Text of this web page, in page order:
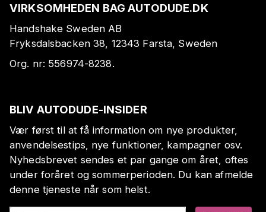
VIRKSOMHEDEN BAG AUTODUDE.DK
Handshake Sweden AB
Fryksdalsbacken 38, 12343 Farsta, Sweden
Org. nr: 556974-8238.
BLIV AUTODUDE-INSIDER
Vær først til at få information om nye produkter,
anvendelsestips, nye funktioner, kampagner osv.
Nyhedsbrevet sendes et par gange om året, oftes
under foråret og sommerperioden. Du kan afmelde
denne tjeneste når som helst.